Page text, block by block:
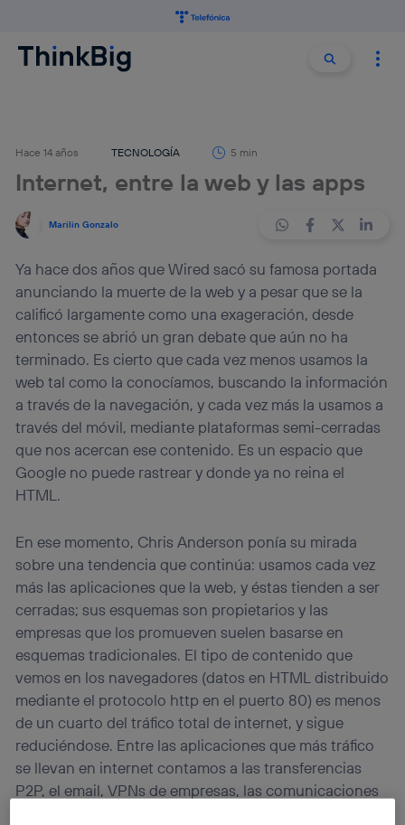
Buscar
Hace 14 años TECNOLOGÍA 5 min
Internet, entre la web y las apps
Marilin Gonzalo
Ya hace dos años que Wired sacó su famosa portada
anunciando la muerte de la web y a pesar que se la
calificó largamente como una exageración, desde
entonces se abrió un gran debate que aún no ha
terminado. Es cierto que cada vez menos usamos la
web tal como la conocíamos, buscando la información
a través de la navegación, y cada vez más la usamos a
través del móvil, mediante plataformas semi-cerradas
que nos acercan ese contenido. Es un espacio que
Google no puede rastrear y donde ya no reina el
HTML.
En ese momento, Chris Anderson ponía su mirada
sobre una tendencia que continúa: usamos cada vez
más las aplicaciones que la web, y éstas tienden a ser
cerradas; sus esquemas son propietarios y las
empresas que los promueven suelen basarse en
esquemas tradicionales. El tipo de contenido que
vemos en los navegadores (datos en HTML distribuido
mediante el protocolo http en el puerto 80) es menos
de un cuarto del tráfico total de internet, y sigue
reduciéndose. Entre las aplicaciones que más tráfico
se llevan en internet contamos a las transferencias
P2P, el email, VPNs de empresas, las comunicaciones